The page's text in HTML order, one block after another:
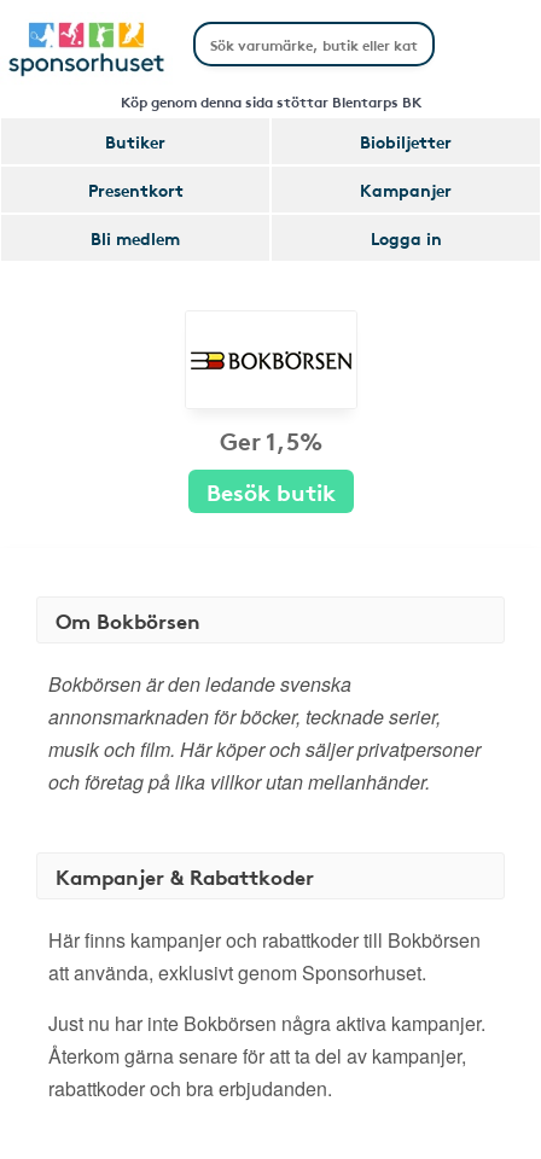
Köp genom denna sida stöttar Blentarps BK
Butiker
Biobiljetter
Presentkort
Kampanjer
Bli medlem
Logga in
Ger 1,5%
Besök butik
Om Bokbörsen
Bokbörsen är den ledande svenska
annonsmarknaden för böcker, tecknade serier,
musik och film. Här köper och säljer privatpersoner
och företag på lika villkor utan mellanhänder.
Kampanjer & Rabattkoder
Här finns kampanjer och rabattkoder till Bokbörsen
att använda, exklusivt genom Sponsorhuset.
Just nu har inte Bokbörsen några aktiva kampanjer.
Återkom gärna senare för att ta del av kampanjer,
rabattkoder och bra erbjudanden.